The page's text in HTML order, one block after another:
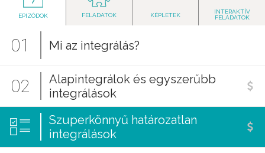
EPIZÓDOK FELADATOK KÉPLETEK
INTERAKTÍV
FELADATOK
01 Mi az integrálás?
02
Alapintegrálok és egyszerűbb
integrálások
Szuperkönnyű határozatlan
integrálások